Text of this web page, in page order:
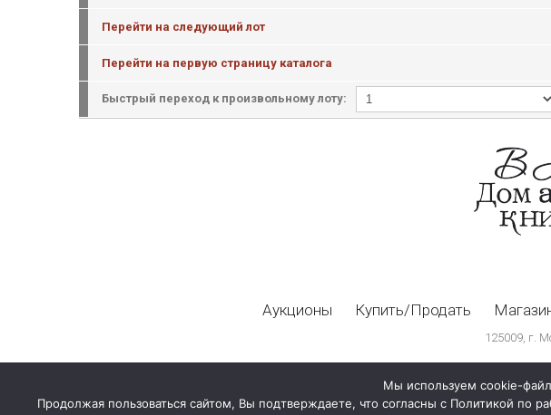
Перейти на следующий лот
Перейти на первую страницу каталога
Быстрый переход к произвольному лоту:
Аукционы Купить/Продать
125009, г.
Мы используем cookie-
Продолжая пользоваться сайтом, Вы подтверждаете, что согласны с Политикой